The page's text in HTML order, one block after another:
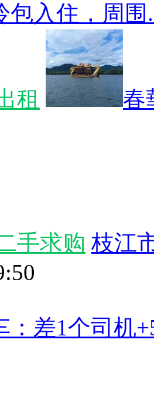
包入住，周围
租 春
手求购 枝江
：差1个司机